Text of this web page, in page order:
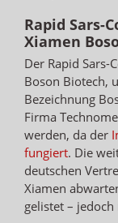
Rapid Sars-
Xiamen
Der Rapid Sars-
Boson Biotech,
Bezeichnung
Firma
werden, da der
fungiert. Die
deutschen
Xiamen
gelistet –